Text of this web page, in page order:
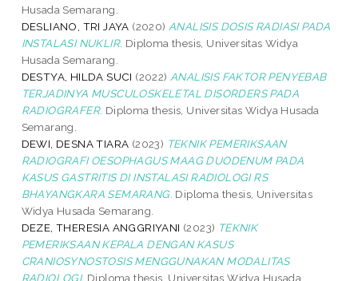
Husada Semarang.
DESLIANO, TRI JAYA (2020) ANALISIS DOSIS RADIASI PADA
INSTALASI NUKLIR. Diploma thesis, Universitas Widya
Husada Semarang.
DESTYA, HILDA SUCI (2022) ANALISIS FAKTOR PENYEBAB
TERJADINYA MUSCULOSKELETAL DISORDERS PADA
RADIOGRAFER. Diploma thesis, Universitas Widya Husada
Semarang.
DEWI, DESNA TIARA (2023) TEKNIK PEMERIKSAAN
RADIOGRAFI OESOPHAGUS MAAG DUODENUM PADA
KASUS GASTRITIS DI INSTALASI RADIOLOGI RS
BHAYANGKARA SEMARANG. Diploma thesis, Universitas
Widya Husada Semarang.
DEZE, THERESIA ANGGRIYANI (2023) TEKNIK
PEMERIKSAAN KEPALA DENGAN KASUS
CRANIOSYNOSTOSIS MENGGUNAKAN MODALITAS
RADIOLOGI. Diploma thesis, Universitas Widya Husada